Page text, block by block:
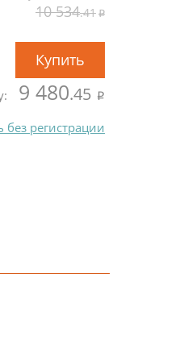
10 534.41
Купить
9 480.45
без регистрации